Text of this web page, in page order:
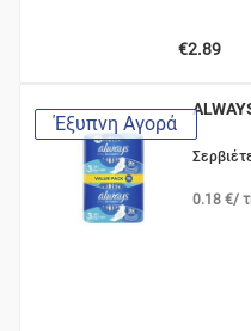
€2.89
Έξυπνη Αγορά
0.18 €/